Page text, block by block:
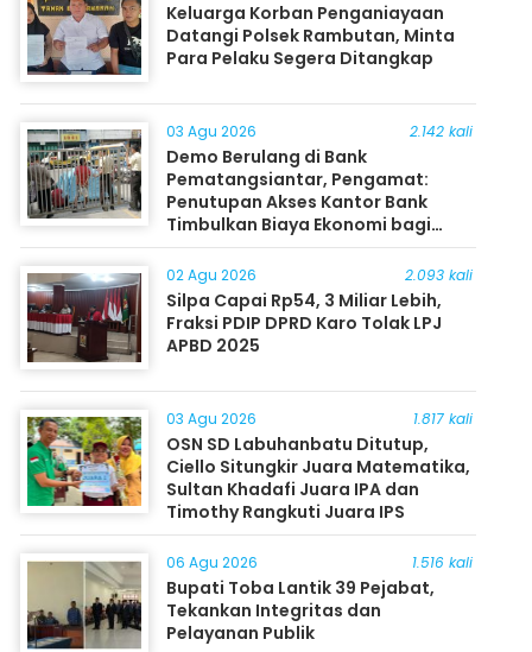
Keluarga Korban Penganiayaan
Datangi Polsek Rambutan, Minta
Para Pelaku Segera Ditangkap
03 Agu 2026 2.142 kali
Demo Berulang di Bank
Pematangsiantar, Pengamat:
Penutupan Akses Kantor Bank
Timbulkan Biaya Ekonomi bagi
Masyarakat
02 Agu 2026 2.093 kali
Silpa Capai Rp54, 3 Miliar Lebih,
Fraksi PDIP DPRD Karo Tolak LPJ
APBD 2025
03 Agu 2026 1.817 kali
OSN SD Labuhanbatu Ditutup,
Ciello Situngkir Juara Matematika,
Sultan Khadafi Juara IPA dan
Timothy Rangkuti Juara IPS
06 Agu 2026 1.516 kali
Bupati Toba Lantik 39 Pejabat,
Tekankan Integritas dan
Pelayanan Publik